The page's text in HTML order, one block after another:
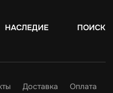
НАСЛЕДИЕ ПОИСК
Доставка Оплата